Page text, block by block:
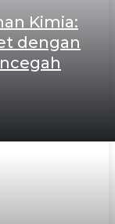
Kimia:
dengan